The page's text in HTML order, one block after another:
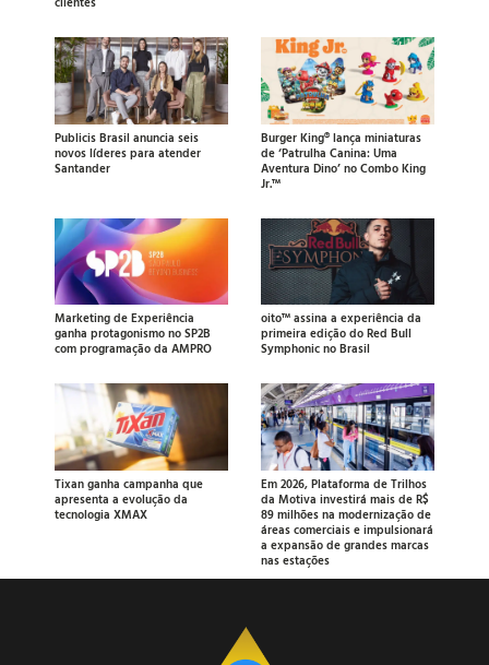
Publicis Brasil anuncia seis
novos líderes para atender
Santander
Burger King® lança miniaturas
de ‘Patrulha Canina: Uma
Aventura Dino’ no Combo King
Jr.™
Marketing de Experiência
ganha protagonismo no SP2B
com programação da AMPRO
oito™ assina a experiência da
primeira edição do Red Bull
Symphonic no Brasil
Tixan ganha campanha que
apresenta a evolução da
tecnologia XMAX
Em 2026, Plataforma de Trilhos
da Motiva investirá mais de R$
89 milhões na modernização de
áreas comerciais e impulsionará
a expansão de grandes marcas
nas estações